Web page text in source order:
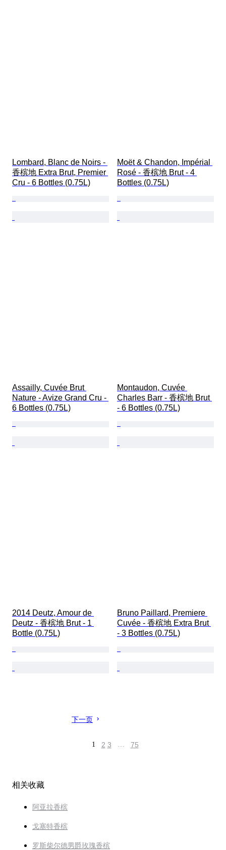
Lombard, Blanc de Noirs -
香槟地 Extra Brut, Premier
Cru - 6 Bottles (0.75L)
Moët & Chandon, Impérial
Rosé - 香槟地 Brut - 4
Bottles (0.75L)
Assailly, Cuvée Brut
Nature - Avize Grand Cru -
6 Bottles (0.75L)
Montaudon, Cuvée
Charles Barr - 香槟地 Brut
- 6 Bottles (0.75L)
2014 Deutz, Amour de
Deutz - 香槟地 Brut - 1
Bottle (0.75L)
Bruno Paillard, Premiere
Cuvée - 香槟地 Extra Brut
- 3 Bottles (0.75L)
下一页
1 2 3 … 75
相关收藏
阿亚拉香槟
戈塞特香槟
罗斯柴尔德男爵玫瑰香槟